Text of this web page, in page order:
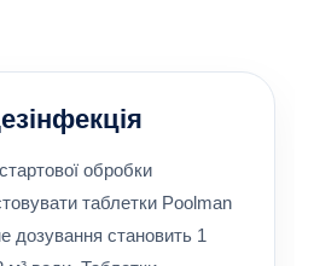
обробки
таблетки Poolman
дозування становить 1